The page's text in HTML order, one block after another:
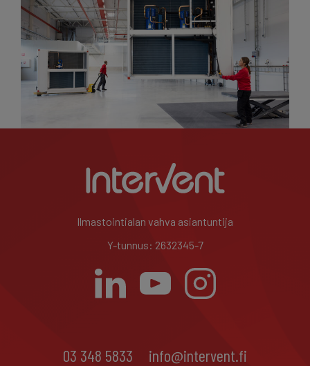
Ilmastointialan vahva asiantuntija
Y-tunnus: 2632345-7
03 348 5833 info@intervent.fi